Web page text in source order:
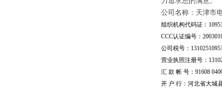
公司名称：天津市
组织机构代码证：
CCC认证编号：
公司税号：
营业执照注册号：
汇 款 帐 号：91608
开 户 行：河北省大城